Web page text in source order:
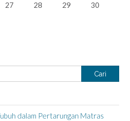
27 28 29
30
Cari
dalam Pertarungan Matras